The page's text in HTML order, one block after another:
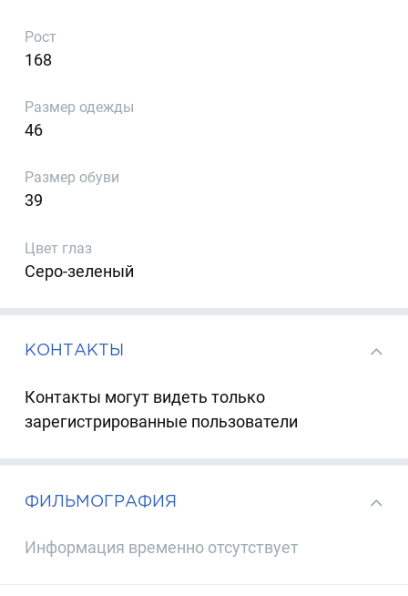
Рост
168
Размер одежды
46
Размер обуви
39
Цвет глаз
Серо-зеленый
КОНТАКТЫ
Контакты могут видеть только
зарегистрированные пользователи
ФИЛЬМОГРАФИЯ
Информация временно отсутствует